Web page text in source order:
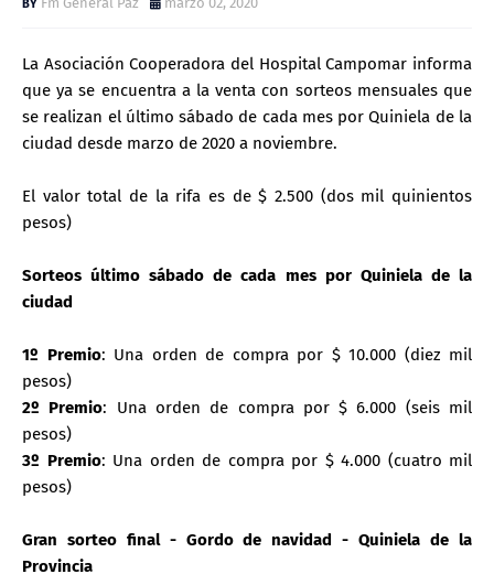
La Asociación Cooperadora del Hospital Campomar informa
que ya se encuentra a la venta con sorteos mensuales que
se realizan el último sábado de cada mes por Quiniela de la
ciudad desde marzo de 2020 a noviembre.
El valor total de la rifa es de $ 2.500 (dos mil quinientos
pesos)
Sorteos último sábado de cada mes por Quiniela de la
ciudad
1º Premio: Una orden de compra por $ 10.000 (diez mil
pesos)
2º Premio: Una orden de compra por $ 6.000 (seis mil
pesos)
3º Premio: Una orden de compra por $ 4.000 (cuatro mil
pesos)
Gran sorteo final - Gordo de navidad - Quiniela de la
Provincia